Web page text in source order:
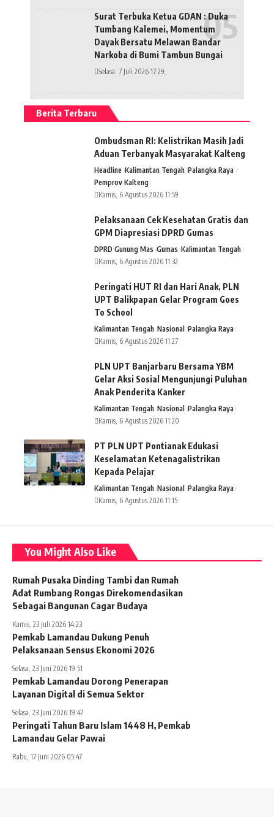
Surat Terbuka Ketua GDAN : Duka
Tumbang Kalemei, Momentum
Dayak Bersatu Melawan Bandar
Narkoba di Bumi Tambun Bungai
Selasa, 7 Juli 2026 17:29
Berita Terbaru
Ombudsman RI: Kelistrikan Masih Jadi
Aduan Terbanyak Masyarakat Kalteng
Headline Kalimantan Tengah Palangka Raya
Pemprov Kalteng
Kamis, 6 Agustus 2026 11:59
Pelaksanaan Cek Kesehatan Gratis dan
GPM Diapresiasi DPRD Gumas
DPRD Gunung Mas Gumas Kalimantan Tengah
Kamis, 6 Agustus 2026 11:32
Peringati HUT RI dan Hari Anak, PLN
UPT Balikpapan Gelar Program Goes
To School
Kalimantan Tengah Nasional Palangka Raya
Kamis, 6 Agustus 2026 11:27
PLN UPT Banjarbaru Bersama YBM
Gelar Aksi Sosial Mengunjungi Puluhan
Anak Penderita Kanker
Kalimantan Tengah Nasional Palangka Raya
Kamis, 6 Agustus 2026 11:20
PT PLN UPT Pontianak Edukasi
Keselamatan Ketenagalistrikan
Kepada Pelajar
Kalimantan Tengah Nasional Palangka Raya
Kamis, 6 Agustus 2026 11:15
You Might Also Like
Rumah Pusaka Dinding Tambi dan Rumah
Adat Rumbang Rongas Direkomendasikan
Sebagai Bangunan Cagar Budaya
Kamis, 23 Juli 2026 14:23
Pemkab Lamandau Dukung Penuh
Pelaksanaan Sensus Ekonomi 2026
Selasa, 23 Juni 2026 19:51
Pemkab Lamandau Dorong Penerapan
Layanan Digital di Semua Sektor
Selasa, 23 Juni 2026 19:47
Peringati Tahun Baru Islam 1448 H, Pemkab
Lamandau Gelar Pawai
Rabu, 17 Juni 2026 05:47